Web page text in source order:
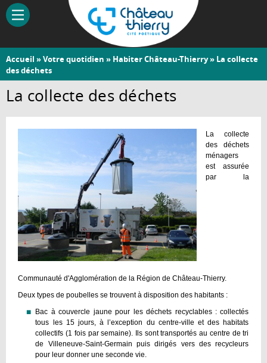
Aller
contenu
Château-
Thierry
Vous
êtes
ici
Accueil »Votre quotidien » Habiter Château-Thierry» La collecte
des déchets
La collecte des déchets
La collecte
des déchets
ménagers
est assurée
par la
Communauté d'Agglomération de la Région de Château-Thierry.
Deux types de poubelles se trouvent à disposition des habitants :
Bac à couvercle jaune pour les déchets recyclables : collectés
tous les 15 jours, à l’exception du centre-ville et des habitats
collectifs (1 fois par semaine). Ils sont transportés au centre de tri
de Villeneuve-Saint-Germain puis dirigés vers des recycleurs
pour leur donner une seconde vie.